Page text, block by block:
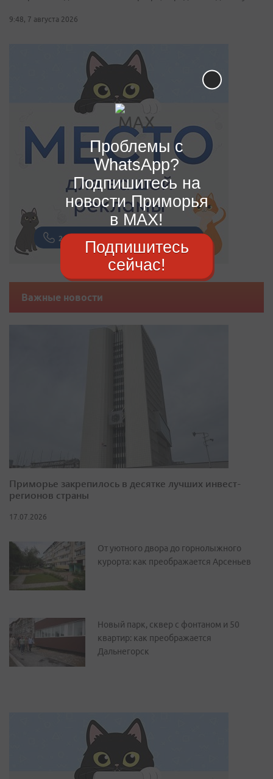
9:48, 7 августа 2026
Важные новости
Приморье закрепилось в десятке лучших инвест-
регионов страны
17.07.2026
От уютного двора до горнолыжного
курорта: как преображается Арсеньев
Новый парк, сквер с фонтаном и 50
квартир: как преображается
Дальнегорск
Проблемы с
WhatsApp?
Подпишитесь на
новости Приморья
в MAX!
Подпишитесь
сейчас!